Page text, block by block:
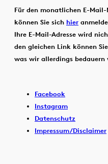
Für den monatlichen E-
können Sie sich hier
Ihre E-Mail-Adresse wird
den gleichen Link können
was wir allerdings bedauern
Facebook
Instagram
Datenschutz
Impressum/Disclaimer